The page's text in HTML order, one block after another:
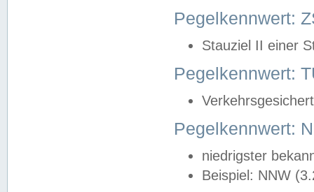
Pegelkennwert:
Stauziel II einer
Pegelkennwert:
Pegelkennwert:
niedrigster
Beispiel: NNW